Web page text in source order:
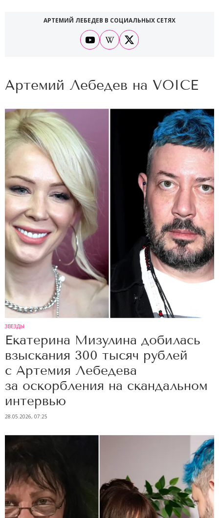
АРТЕМИЙ ЛЕБЕДЕВ В СОЦИАЛЬНЫХ СЕТЯХ
Артемий Лебедев на VOICE
ЗВЕЗДЫ
Екатерина Мизулина добилась
взыскания 300 тысяч рублей
с Артемия Лебедева
за оскорбления на скандальном
интервью
28.05.2026, 07:25